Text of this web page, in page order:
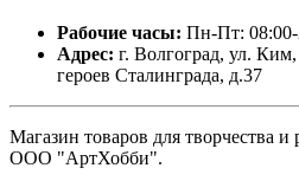
Рабочие часы: Пн-Пт: 08:00-
Адрес: г. Волгоград, ул.
героев Сталинграда, д.37
Магазин товаров для творчества
ООО "АртХобби".